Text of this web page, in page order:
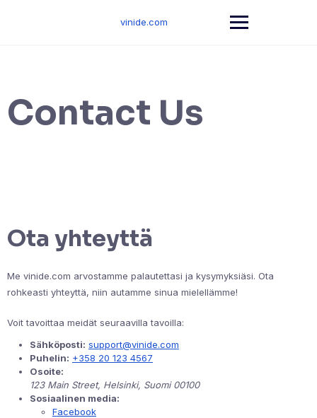
vinide.com
Contact Us
Ota yhteyttä
Me vinide.com arvostamme palautettasi ja kysymyksiäsi. Ota
rohkeasti yhteyttä, niin autamme sinua mielellämme!
Voit tavoittaa meidät seuraavilla tavoilla:
Sähköposti: support@vinide.com
Puhelin: +358 20 123 4567
Osoite:
123 Main Street, Helsinki, Suomi 00100
Sosiaalinen media:
Facebook